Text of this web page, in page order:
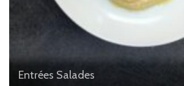
Entrées Salades